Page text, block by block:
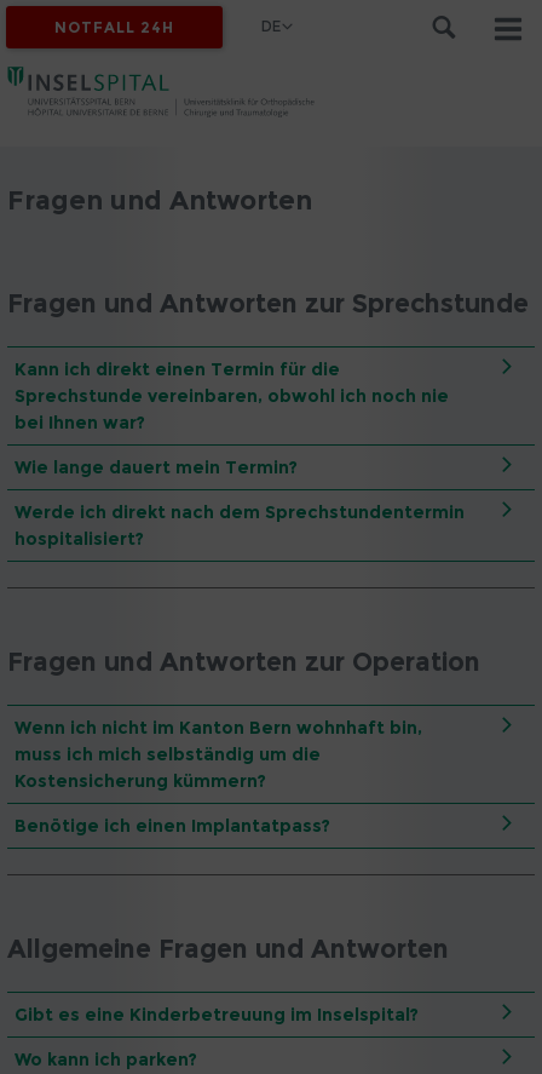
NOTFALL 24H DE
Fragen und Antworten
Fragen und Antworten zur Sprechstunde
Kann ich direkt einen Termin für die
Sprechstunde vereinbaren, obwohl ich noch nie
bei Ihnen war?
Wie lange dauert mein Termin?
Werde ich direkt nach dem Sprechstundentermin
hospitalisiert?
Fragen und Antworten zur Operation
Wenn ich nicht im Kanton Bern wohnhaft bin,
muss ich mich selbständig um die
Kostensicherung kümmern?
Benötige ich einen Implantatpass?
Allgemeine Fragen und Antworten
Gibt es eine Kinderbetreuung im Inselspital?
Wo kann ich parken?